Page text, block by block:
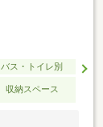
バス・トイレ別
収納スペース